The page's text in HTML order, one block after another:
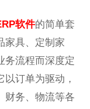
软件的简单套
家具、定制家
务流程而深度定
订单为驱动，
财务、物流等各